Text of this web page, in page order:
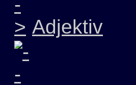
Adjektiv